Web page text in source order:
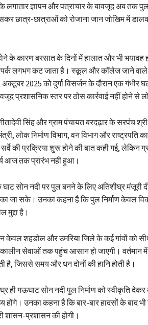
लगातार ज्ञापन और पत्राचार के बावजूद अब तक पुल
छात्र-छात्राओं को रोजाना जान जोखिम में
के कारण बरसात के दिनों में हालात और भी भयावह
लगभग कट जाता है। स्कूल और कॉलेज जाने
2025 को दुर्गा विसर्जन के दौरान एक गंभीर
प्रशासनिक स्तर पर ठोस कार्रवाई नहीं होने से
सिंह और ग्राम पंचायत बरदढ़ार के सरपंच
लोक निर्माण विभाग, वन विभाग और राष्ट्रपति
की प्रक्रिया शुरू होने की बात कही गई, लेकिन
आज तक प्रारंभ नहीं हुआ।
सोन नदी पर पुल बनने के लिए अतिशीघ्र मंजूरी
जा सके। उनका कहना है कि पुल निर्माण केवल
है।
केवल शहडोल और उमरिया जिले के कई गांवों को
सेवाओं तक पहुंच आसान हो जाएगी। वर्तमान
है, जिससे समय और धन दोनों की हानि होती है।
ही गऊघाट सोन नदी पुल निर्माण को स्वीकृति देकर
उनका कहना है कि बार-बार हादसों के बाद
शासन-प्रशासन की होगी।